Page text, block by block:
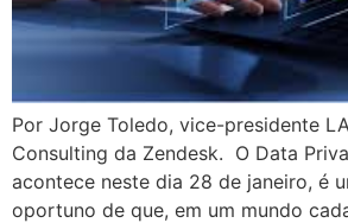
Por Jorge Toledo, vice-presidente
Consulting da Zendesk. O Data
acontece neste dia 28 de janeiro, é
oportuno de que, em um mundo